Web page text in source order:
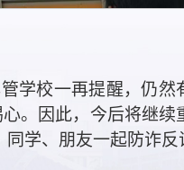
学校一再提醒，仍
。因此，今后将继
学、朋友一起防诈